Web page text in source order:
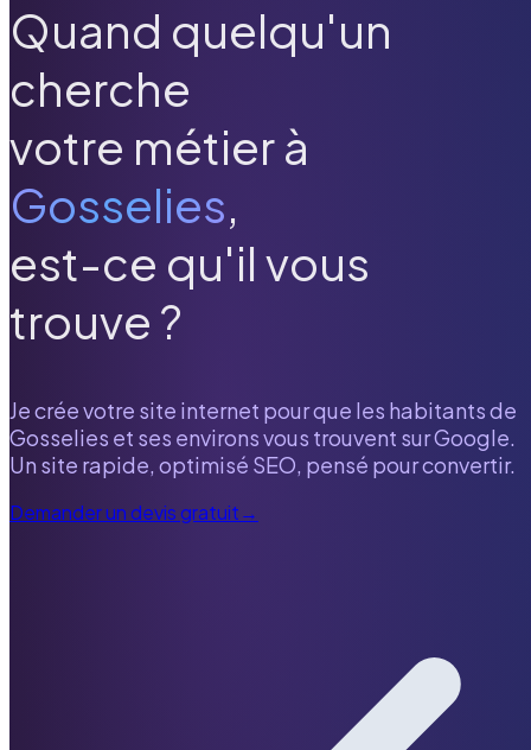
Quand quelqu'un
cherche
votre métier à
Gosselies,
est-ce qu'il vous
trouve ?
Je crée votre site internet pour que les habitants de
Gosselies et ses environs vous trouvent sur Google.
Un site rapide, optimisé SEO, pensé pour convertir.
Demander un devis gratuit→